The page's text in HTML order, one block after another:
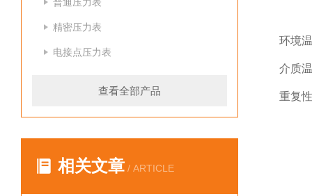
精密压力表
电接点压力表
查看全部产品
相关文章 / ARTICLE
环境
介质
重复